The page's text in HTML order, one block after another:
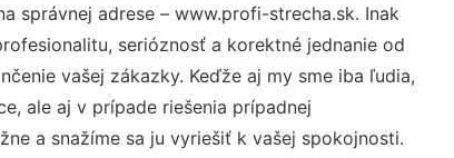
správnej adrese – www.profi-strecha.sk. Inak
serióznosť a korektné jednanie od
vašej zákazky. Keďže aj my sme iba ľudia,
ale aj v prípade riešenia prípadnej
a snažíme sa ju vyriešiť k vašej spokojnosti.